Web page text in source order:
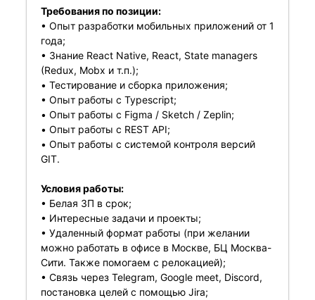
Требования по позиции:
• Опыт разработки мобильных приложений от 1
года;
• Знание React Native, React, State managers
(Redux, Mobx и т.п.);
• Тестирование и сборка приложения;
• Опыт работы с Typescript;
• Опыт работы с Figma / Sketch / Zeplin;
• Опыт работы с REST API;
• Опыт работы с системой контроля версий
GIT.
Условия работы:
• Белая ЗП в срок;
• Интересные задачи и проекты;
• Удаленный формат работы (при желании
можно работать в офисе в Москве, БЦ Москва-
Сити. Также помогаем с релокацией);
• Связь через Telegram, Google meet, Discord,
постановка целей с помощью Jira;